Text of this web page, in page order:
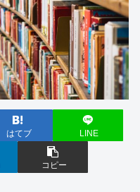
はてブ LINE
コピー